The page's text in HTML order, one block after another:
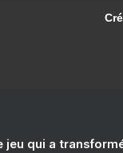
jeu qui a